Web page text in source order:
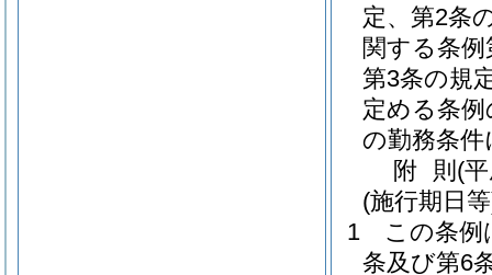
定、第2条
関する条
第3条の規
定める条
の勤務条
附 則 (
(施行期日
1
この条例
条及び第6